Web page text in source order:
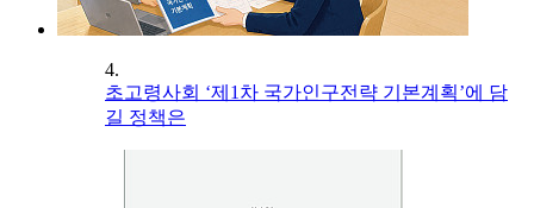
4.
초고령사회 ‘제1차 국가인구전략 기본계획’에 담
길 정책은